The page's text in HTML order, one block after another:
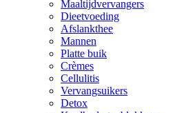
Maaltijdvervangers
Dieetvoeding
Afslankthee
Mannen
Platte buik
Crèmes
Cellulitis
Vervangsuikers
Detox